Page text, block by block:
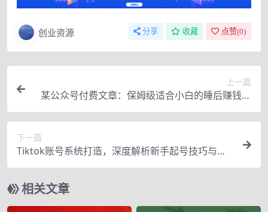
创业资源 分享 收藏 点赞(0)
上一篇
某公众号付费文章：保姆级适合小白的睡后赚钱方
法，随手操作一波，赚了几百块
下一篇
Tiktok账号系统打造，深度解析新手起号技巧与跨
境电商发展终局价值1980元
相关文章